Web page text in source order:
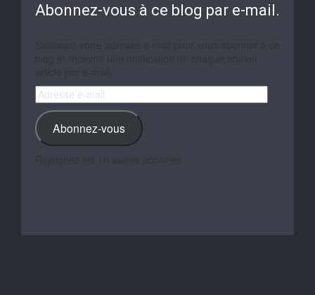
Abonnez-vous à ce blog par e-mail.
Adresse
e-
mail
Abonnez-vous